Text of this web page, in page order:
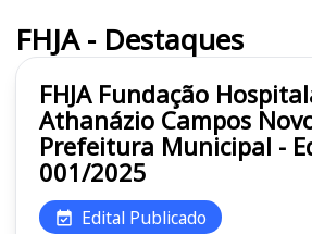
FHJA Fundação
Athanázio Campos
Prefeitura Municipal -
001/2025
Edital Publicado
FHJA - Destaques